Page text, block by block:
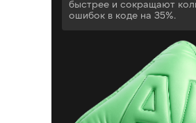
быстрее и сокращают
ошибок в коде на 35%.